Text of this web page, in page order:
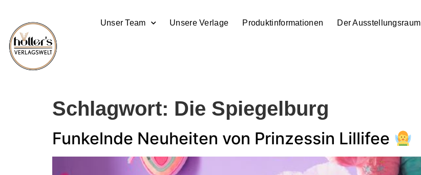
Unser Team Unsere Verlage Produktinformationen Der Ausstellungsraum
Schlagwort: Die Spiegelburg
Funkelnde Neuheiten von Prinzessin Lillifee